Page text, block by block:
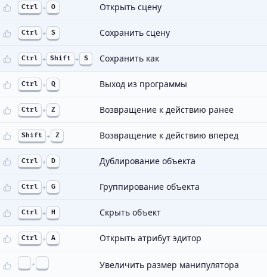
Ctrl + O Открыть сцену
Ctrl + S Сохранить сцену
Ctrl + Shift + S Сохранить как
Ctrl + Q Выход из программы
Ctrl + Z Возвращение к действию ранее
Shift + Z Возвращение к действию вперед
Ctrl + D Дублирование объекта
Ctrl + G Группирование объекта
Ctrl + H Скрыть объект
Ctrl + A Открыть атрибут эдитор
+ Увеличить размер манипулятора